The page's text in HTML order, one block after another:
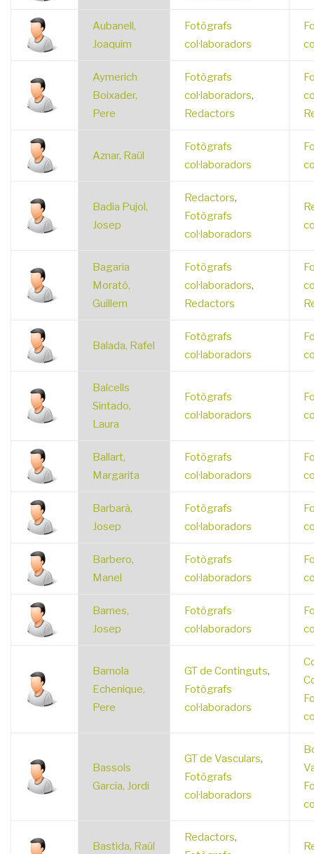
Aubanell,
Joaquim
Fotògrafs
col·laboradors
Aymerich
Boixader,
Pere
Fotògrafs
col·laboradors,
Redactors
Aznar, Raül
Fotògrafs
col·laboradors
Badia Pujol,
Josep
Redactors,
Fotògrafs
col·laboradors
Bagaria
Morató,
Guillem
Fotògrafs
col·laboradors,
Redactors
Balada, Rafel
Fotògrafs
col·laboradors
Balcells
Sintado,
Laura
Fotògrafs
col·laboradors
Ballart,
Margarita
Fotògrafs
col·laboradors
Barbarà,
Josep
Fotògrafs
col·laboradors
Barbero,
Manel
Fotògrafs
col·laboradors
Barnes,
Josep
Fotògrafs
col·laboradors
Barnola
Echenique,
Pere
GT de Continguts,
Fotògrafs
col·laboradors
Bassols
Garcia, Jordi
GT de Vasculars,
Fotògrafs
col·laboradors
Bastida, Raúl
Redactors,